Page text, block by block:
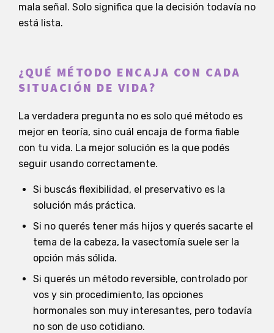
mala señal. Solo significa que la decisión todavía no
está lista.
¿QUÉ MÉTODO ENCAJA CON CADA
SITUACIÓN DE VIDA?
La verdadera pregunta no es solo qué método es
mejor en teoría, sino cuál encaja de forma fiable
con tu vida. La mejor solución es la que podés
seguir usando correctamente.
Si buscás flexibilidad, el preservativo es la
solución más práctica.
Si no querés tener más hijos y querés sacarte el
tema de la cabeza, la vasectomía suele ser la
opción más sólida.
Si querés un método reversible, controlado por
vos y sin procedimiento, las opciones
hormonales son muy interesantes, pero todavía
no son de uso cotidiano.